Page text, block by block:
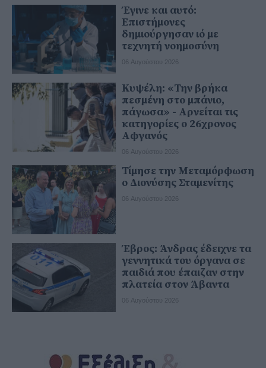
Έγινε και αυτό:
Επιστήμονες
δημιούργησαν ιό με
τεχνητή νοημοσύνη
06 Αυγούστου 2026
Κυψέλη: «Την βρήκα
πεσμένη στο μπάνιο,
πάγωσα» - Αρνείται τις
κατηγορίες ο 26χρονος
Αφγανός
06 Αυγούστου 2026
Τίμησε την Μεταμόρφωση
ο Διονύσης Σταμενίτης
06 Αυγούστου 2026
Έβρος: Άνδρας έδειχνε τα
γεννητικά του όργανα σε
παιδιά που έπαιζαν στην
πλατεία στον Άβαντα
06 Αυγούστου 2026